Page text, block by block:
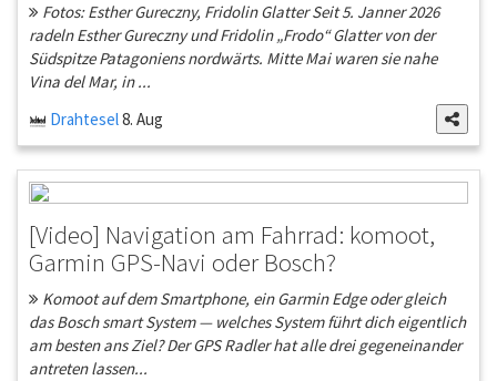
Fotos: Esther Gureczny, Fridolin Glatter Seit 5. Janner 2026
radeln Esther Gureczny und Fridolin „Frodo“ Glatter von der
Südspitze Patagoniens nordwärts. Mitte Mai waren sie nahe
Vina del Mar, in ...
Drahtesel8. Aug
[Video] Navigation am Fahrrad: komoot,
Garmin GPS-Navi oder Bosch?
Komoot auf dem Smartphone, ein Garmin Edge oder gleich
das Bosch smart System — welches System führt dich eigentlich
am besten ans Ziel? Der GPS Radler hat alle drei gegeneinander
antreten lassen...